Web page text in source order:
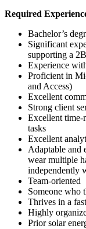
Required
Bachelor’s
Significant
supporting a
Experience
Proficient in
and Access)
Excellent
Strong client
Excellent time-
tasks
Excellent
Adaptable and
wear multiple
independently
Team-oriented
Someone who
Thrives in a
Highly
Prior solar